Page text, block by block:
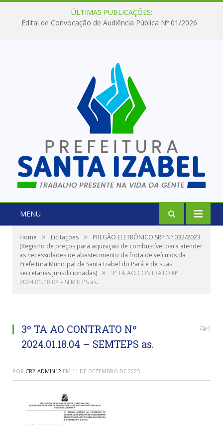
ÚLTIMAS PUBLICAÇÕES:
Edital de Convocação de Audiência Pública Nº 01/2026
MENU
Home » Licitações »
PREGÃO ELETRÔNICO SRP Nº 032/2023
(Registro de preços para aquisição de combustível para atender
as necessidades de abastecimento da frota de veículos da
Prefeitura Municipal de Santa Izabel do Pará e de suas
secretarias jurisdicionadas) »
3º TA AO CONTRATO Nº
2024.01.18.04 – SEMTEPS as.
3º TA AO CONTRATO Nº
2024.01.18.04 – SEMTEPS as.
0
POR CR2-ADMIN12 EM 11 DE DEZEMBRO DE 2025